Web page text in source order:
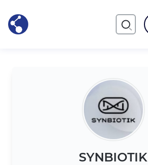
SYNBIOTIK